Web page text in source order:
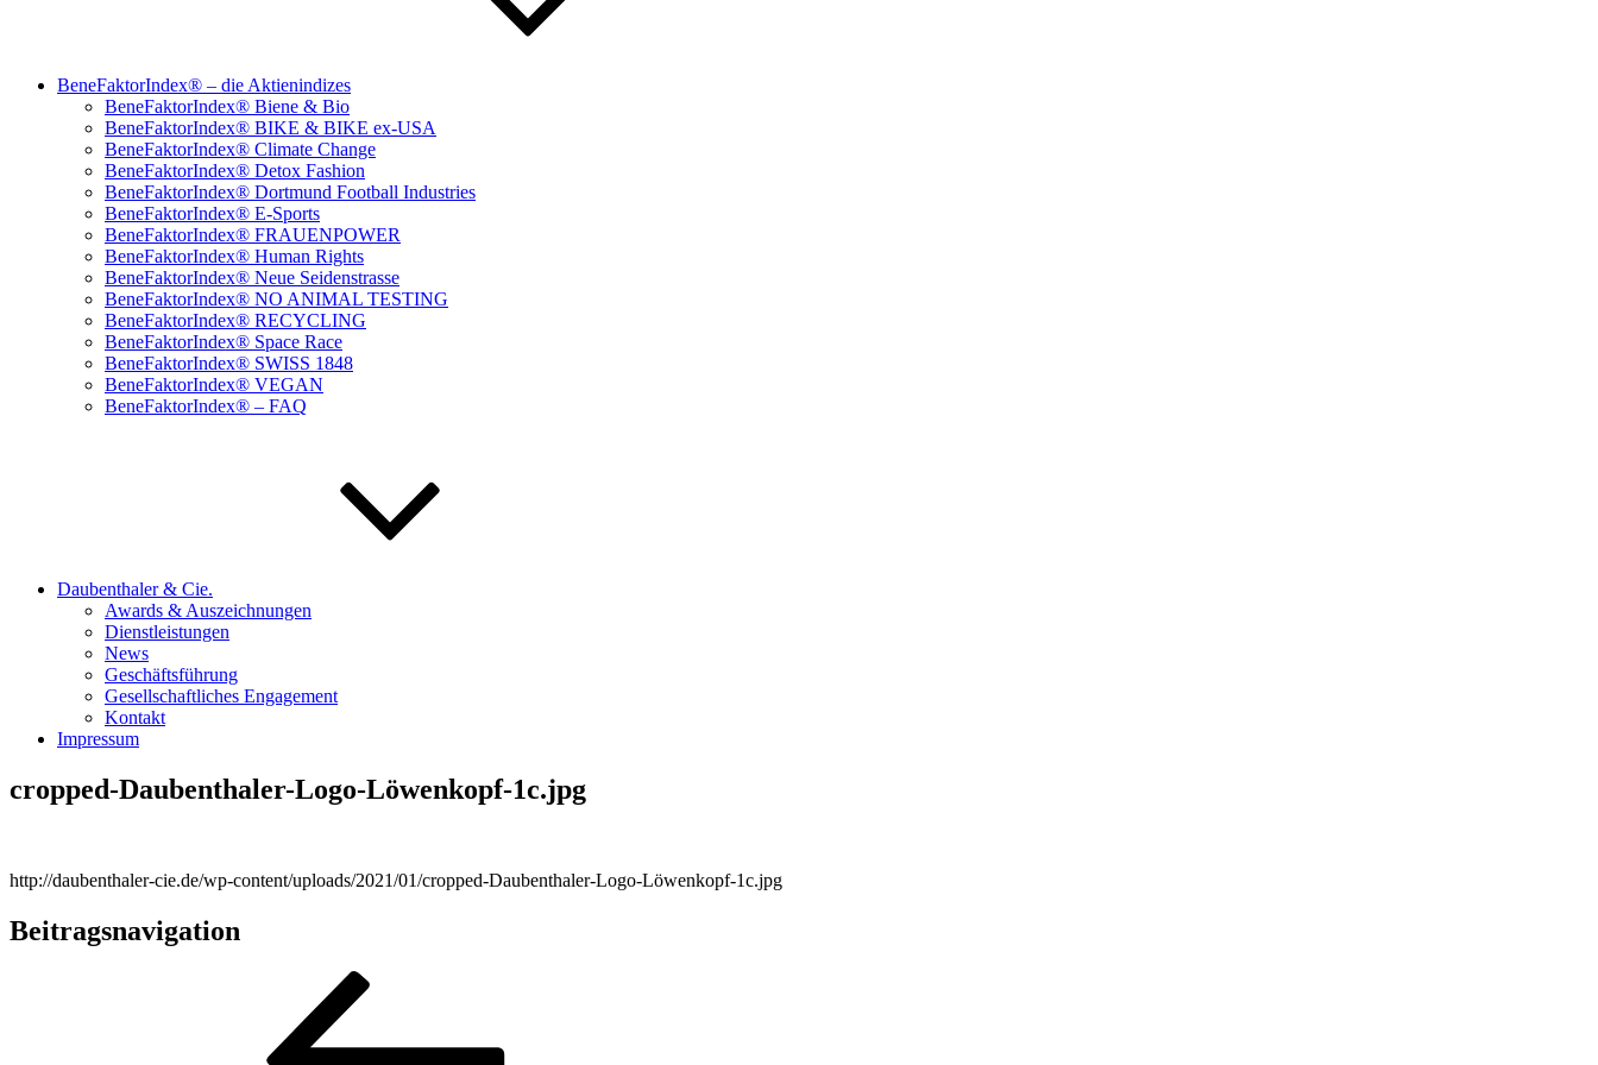
BeneFaktorIndex® – die Aktienindizes
BeneFaktorIndex® Biene & Bio
BeneFaktorIndex® BIKE & BIKE ex-USA
BeneFaktorIndex® Climate Change
BeneFaktorIndex® Detox Fashion
BeneFaktorIndex® Dortmund Football Industries
BeneFaktorIndex® E-Sports
BeneFaktorIndex® FRAUENPOWER
BeneFaktorIndex® Human Rights
BeneFaktorIndex® Neue Seidenstrasse
BeneFaktorIndex® NO ANIMAL TESTING
BeneFaktorIndex® RECYCLING
BeneFaktorIndex® Space Race
BeneFaktorIndex® SWISS 1848
BeneFaktorIndex® VEGAN
BeneFaktorIndex® – FAQ
Daubenthaler & Cie.
Awards & Auszeichnungen
Dienstleistungen
News
Geschäftsführung
Gesellschaftliches Engagement
Kontakt
Impressum
cropped-Daubenthaler-Logo-Löwenkopf-1c.jpg
http://daubenthaler-cie.de/wp-content/uploads/2021/01/cropped-Daubenthaler-Logo-Löwenkopf-1c.jpg
Beitragsnavigation